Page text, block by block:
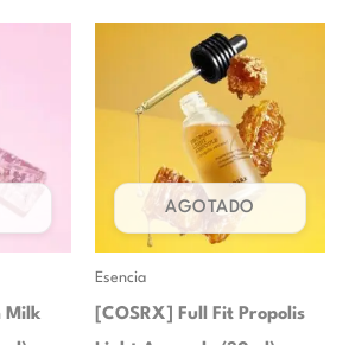
Milk
AGOTADO
Esencia
[COSRX] Full Fit Propolis